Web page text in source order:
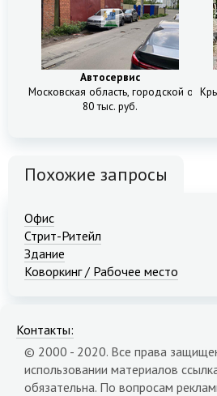
Автосервис
Московская область, городской
80 тыс. руб.
Похожие запросы
Офис
Стрит-Ритейл
Здание
Коворкинг / Рабочее место
Контакты:
© 2000 - 2020. Все права
использовании материалов
обязательна. По вопросам